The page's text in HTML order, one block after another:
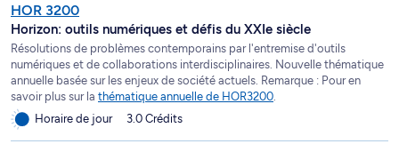
HOR 3200
Horizon: outils numériques et défis du XXIe siècle
Résolutions de problèmes contemporains par l'entremise d'outils
numériques et de collaborations interdisciplinaires. Nouvelle thématique
annuelle basée sur les enjeux de société actuels. Remarque : Pour en
savoir plus sur la thématique annuelle de HOR3200
Horaire de jour
3.0 Crédits